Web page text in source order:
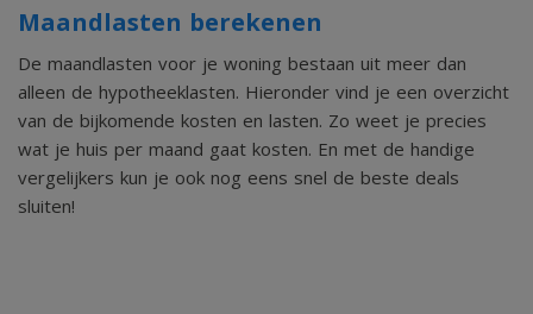
Maandlasten berekenen
De maandlasten voor je woning bestaan uit meer dan
alleen de hypotheeklasten. Hieronder vind je een overzicht
van de bijkomende kosten en lasten. Zo weet je precies
wat je huis per maand gaat kosten. En met de handige
vergelijkers kun je ook nog eens snel de beste deals
sluiten!